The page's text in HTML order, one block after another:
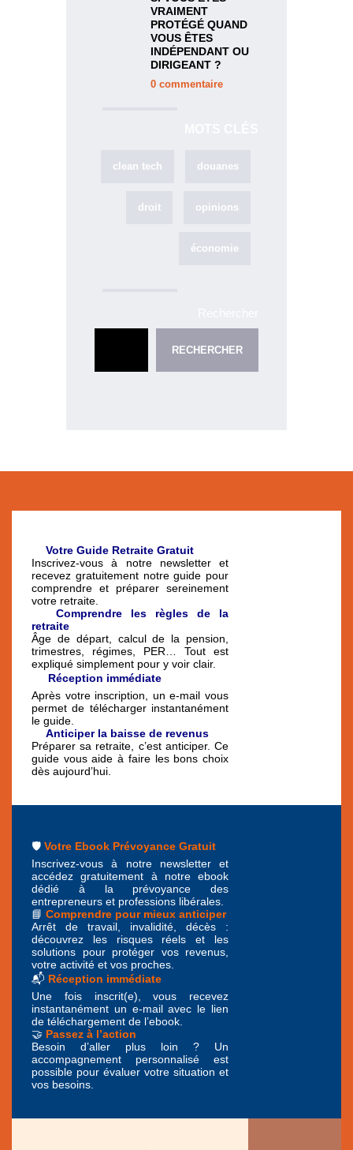
VRAIMENT
PROTÉGÉ QUAND
VOUS ÊTES
INDÉPENDANT OU
DIRIGEANT ?
0 commentaire
clean tech douanes
droit opinions
économie
RECHERCHER
Votre Guide Retraite Gratuit
Inscrivez-vous à notre newsletter et
recevez gratuitement notre guide pour
comprendre et préparer sereinement
votre retraite.
Comprendre les règles de la
retraite
Âge de départ, calcul de la pension,
trimestres, régimes, PER… Tout est
expliqué simplement pour y voir clair.
Réception immédiate
Après votre inscription, un e-mail vous
permet de télécharger instantanément
le guide.
Anticiper la baisse de revenus
Préparer sa retraite, c’est anticiper. Ce
guide vous aide à faire les bons choix
dès aujourd’hui.
🛡️ Votre Ebook Prévoyance Gratuit
Inscrivez-vous à notre newsletter et
accédez gratuitement à notre ebook
dédié à la prévoyance des
entrepreneurs et professions libérales.
📘 Comprendre pour mieux anticiper
Arrêt de travail, invalidité, décès :
découvrez les risques réels et les
solutions pour protéger vos revenus,
votre activité et vos proches.
📬 Réception immédiate
Une fois inscrit(e), vous recevez
instantanément un e-mail avec le lien
de téléchargement de l’ebook.
🤝 Passez à l’action
Besoin d’aller plus loin ? Un
accompagnement personnalisé est
possible pour évaluer votre situation et
vos besoins.